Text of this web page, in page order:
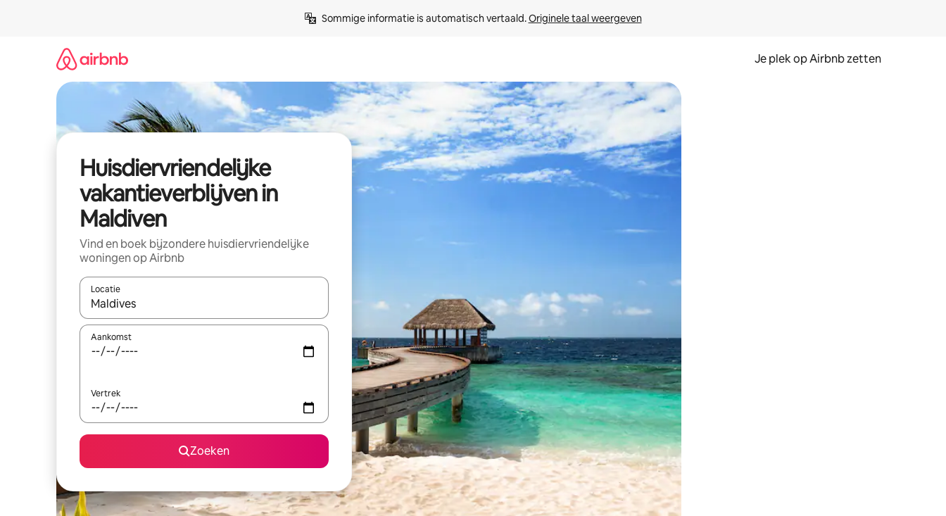
Sommige informatie is automatisch vertaald. Originele taal weergeven
Je plek op Airbnb zetten
Huisdiervriendelijke
vakantieverblijven in
Maldiven
Vind en boek bijzondere huisdiervriendelijke
woningen op Airbnb
Locatie
Wanneer er resultaten beschikbaar zijn, maak je een keuze met je de pijltjestoetsen omhoog en omlaag, óf door te tikken of swipen.
Aankomst
Vertrek
Zoeken